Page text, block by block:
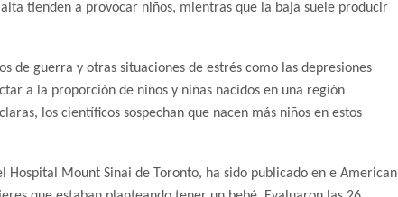
tienden a provocar niños, mientras que la baja suele producir
de guerra y otras situaciones de estrés como las depresiones
a la proporción de niños y niñas nacidos en una región
los científicos sospechan que nacen más niños en estos
Hospital Mount Sinai de Toronto, ha sido publicado en e American